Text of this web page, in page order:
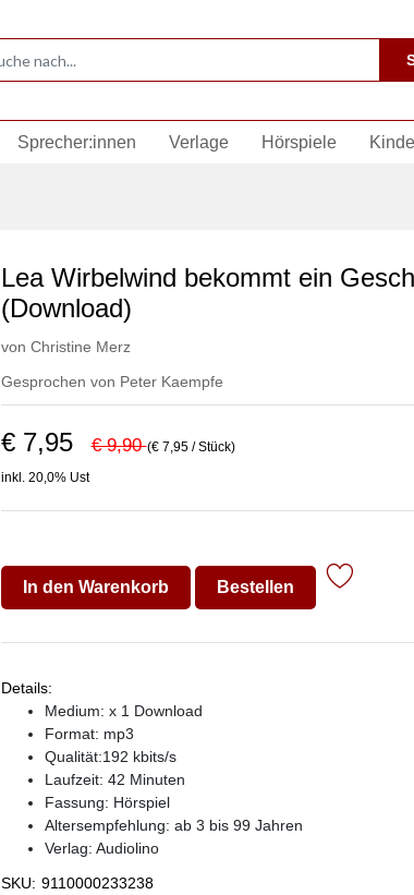
Sprecher:innen Verlage Hörspiele
Lea Wirbelwind bekommt ein
(Download)
von Christine Merz
Gesprochen von Peter Kaempfe
€ 7,95 € 9,90(€ 7,95 / Stück)
inkl. 20,0% Ust
In den Warenkorb Bestellen
Details:
Medium: x 1 Download
Format: mp3
Qualität:192 kbits/s
Laufzeit: 42 Minuten
Fassung: Hörspiel
Altersempfehlung: ab 3 bis 99 Jahren
Verlag: Audiolino
SKU: 9110000233238